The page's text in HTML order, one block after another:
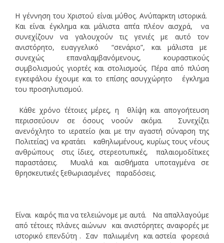
Η γέννηση του Χριστού είναι μύθος. Ανύπαρκτη ιστορικά.
Και είναι έγκλημα και μάλιστα απ΄τα πλέον αισχρά, να
συνεχίζουν να γαλουχούν τις γενιές με αυτό τον
ανιστόρητο, ευαγγελικό “σενάριο”, και μάλιστα με
συνεχώς επαναλαμβανόμενους, κουραστικούς
συμβολισμούς γιορτές και στολισμούς. Πέρα από πλύση
εγκεφάλου έχουμε και το επίσης ασυγχώρητο έγκλημα
του προσηλυτισμού.
Κάθε χρόνο ΄τέτοιες μέρες, η θλίψη και απογοήτευση
περισσεύουν σε όσους νοούν ακόμα. Συνεχίζει
ανενόχλητο το ιερατείο (και με την αγαστή σύναρση της
Πολιτείας) να κρατάει καθηλωμένους, κυρίως τους νέους
ανθρώπους στις ίδιες, στερεοτυπικές, παλαιομοδίτικες
παραστάσεις. Μυαλά και αισθήματα υποταγμένα σε
θρησκευτικές ξεθωριασμένες παραδόσεις.
Είναι καιρός πια να τελειώνομε με αυτά. Να απαλλαγούμε
από τέτοιες πλάνες αιώνων και ανιστόρητες αναφορές με
ιστορικό επενδύτη . Σαν παλιωμένη και αστεία φορεσιά